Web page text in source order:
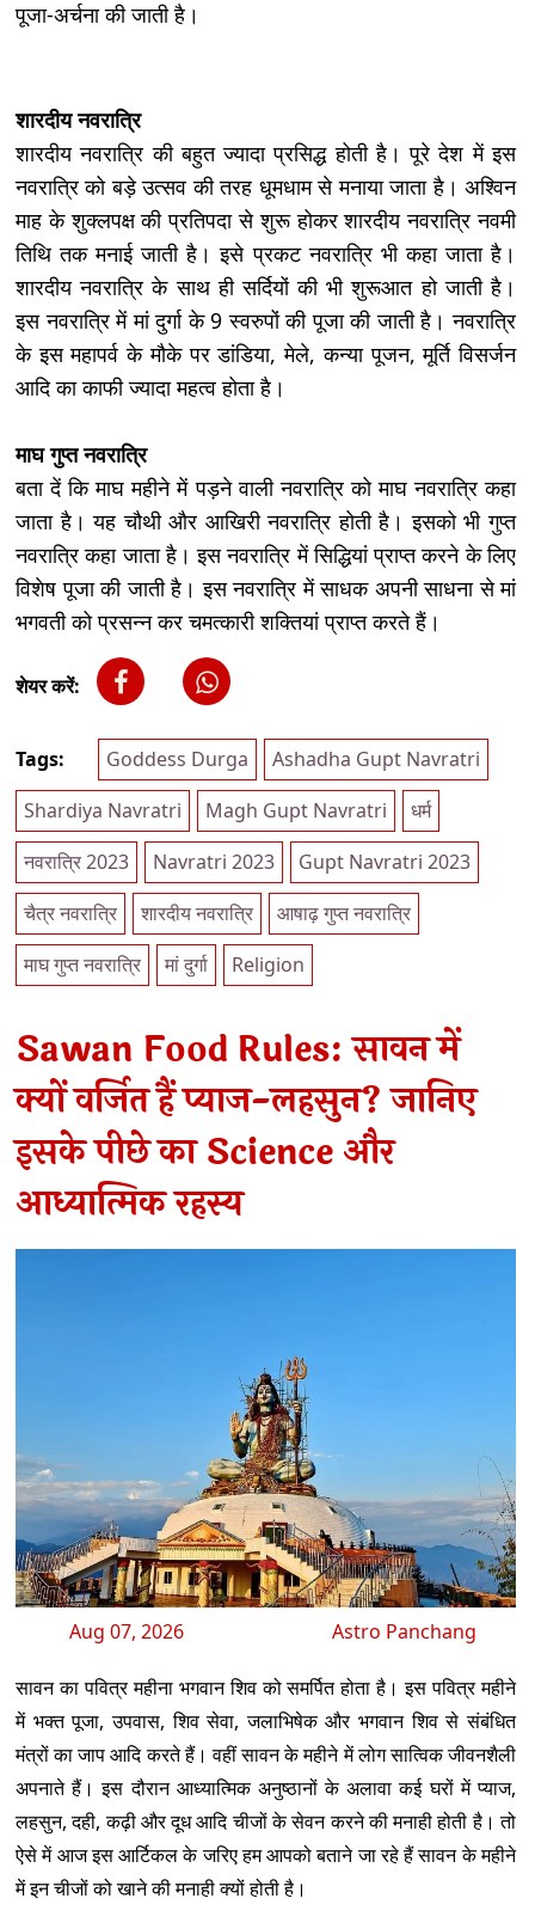
पूजा-अर्चना की जाती है।
शारदीय नवरात्रि
शारदीय नवरात्रि की बहुत ज्यादा प्रसिद्ध होती है। पूरे देश में इस
नवरात्रि को बड़े उत्सव की तरह धूमधाम से मनाया जाता है। अश्विन
माह के शुक्लपक्ष की प्रतिपदा से शुरू होकर शारदीय नवरात्रि नवमी
तिथि तक मनाई जाती है। इसे प्रकट नवरात्रि भी कहा जाता है।
शारदीय नवरात्रि के साथ ही सर्दियों की भी शुरूआत हो जाती है।
इस नवरात्रि में मां दुर्गा के 9 स्वरुपों की पूजा की जाती है। नवरात्रि
के इस महापर्व के मौके पर डांडिया, मेले, कन्या पूजन, मूर्ति विसर्जन
आदि का काफी ज्यादा महत्व होता है।
माघ गुप्त नवरात्रि
बता दें कि माघ महीने में पड़ने वाली नवरात्रि को माघ नवरात्रि कहा
जाता है। यह चौथी और आखिरी नवरात्रि होती है। इसको भी गुप्त
नवरात्रि कहा जाता है। इस नवरात्रि में सिद्धियां प्राप्त करने के लिए
विशेष पूजा की जाती है। इस नवरात्रि में साधक अपनी साधना से मां
भगवती को प्रसन्न कर चमत्कारी शक्तियां प्राप्त करते हैं।
शेयर करें:
Tags: Goddess Durga
Ashadha Gupt Navratri
Shardiya Navratri
Magh Gupt Navratri
धर्म
नवरात्रि 2023
Navratri 2023
Gupt Navratri 2023
चैत्र नवरात्रि
शारदीय नवरात्रि
आषाढ़ गुप्त नवरात्रि
माघ गुप्त नवरात्रि
मां दुर्गा Religion
Sawan Food Rules: सावन में
क्यों वर्जित हैं प्याज-लहसुन? जानिए
इसके पीछे का Science और
आध्यात्मिक रहस्य
Aug 07, 2026 Astro Panchang
सावन का पवित्र महीना भगवान शिव को समर्पित होता है। इस पवित्र महीने
में भक्त पूजा, उपवास, शिव सेवा, जलाभिषेक और भगवान शिव से संबंधित
मंत्रों का जाप आदि करते हैं। वहीं सावन के महीने में लोग सात्विक जीवनशैली
अपनाते हैं। इस दौरान आध्यात्मिक अनुष्ठानों के अलावा कई घरों में प्याज,
लहसुन, दही, कढ़ी और दूध आदि चीजों के सेवन करने की मनाही होती है। तो
ऐसे में आज इस आर्टिकल के जरिए हम आपको बताने जा रहे हैं सावन के महीने
में इन चीजों को खाने की मनाही क्यों होती है।